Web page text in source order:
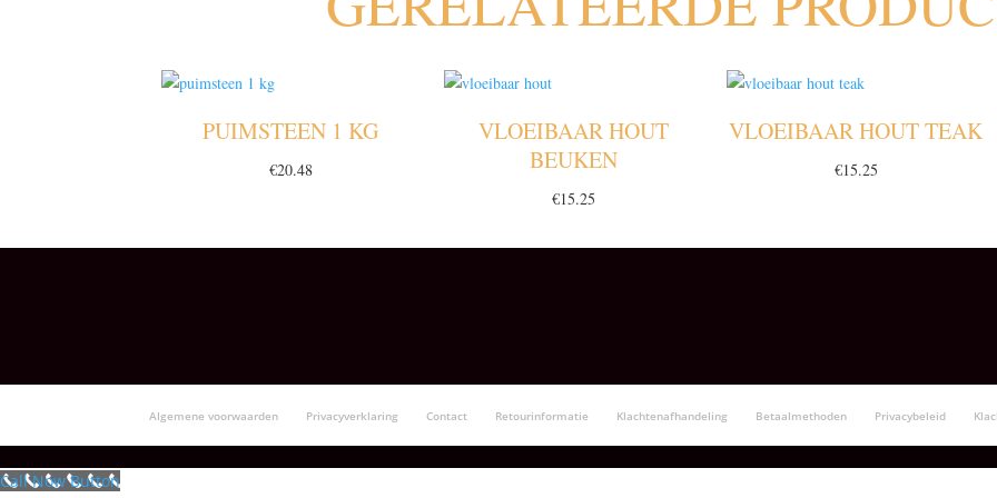
PUIMSTEEN 1 KG
€20.48
VLOEIBAAR HOUT
BEUKEN
€15.25
VLOEIBAAR HOUT TEAK
€15.25
Algemene voorwaarden Privacyverklaring Contact Retourinformatie Klachtenafhandeling Betaalmethoden Privacybeleid
Call Now Button